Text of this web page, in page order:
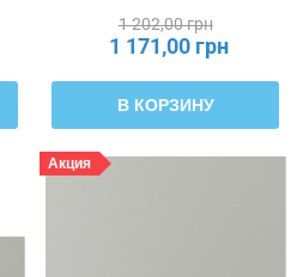
1 202,00 грн
1 171,00 грн
В КОРЗИНУ
Акция